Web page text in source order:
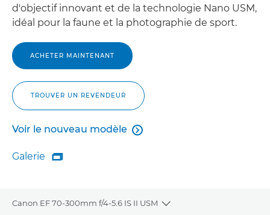
d'objectif innovant et de la technologie Nano USM,
idéal pour la faune et la photographie de sport.
ACHETER MAINTENANT
TROUVER UN REVENDEUR
Voir le nouveau modèle
Voir le nouveau modèle

Galerie
Galerie

Canon EF 70-300mm f/4-5.6 IS II USM
Toggle breadcrumbs